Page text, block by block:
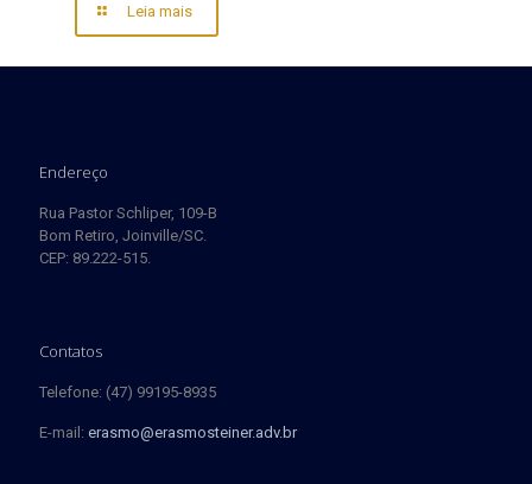
Leia mais
Endereço
Rua Pastor Schliper, 109-B
Bom Retiro, Joinville/SC.
CEP: 89.222-515.
Contatos
Telefone: (47) 99195-8935
E-mail: erasmo@erasmosteiner.adv.br